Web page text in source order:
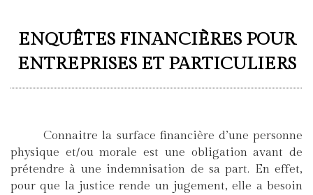
ENQUÊTES FINANCIÈRES POUR
ENTREPRISES ET PARTICULIERS
Connaitre la surface financière d’une personne
physique et/ou morale est une obligation avant de
prétendre à une indemnisation de sa part. En effet,
pour que la justice rende un jugement, elle a besoin